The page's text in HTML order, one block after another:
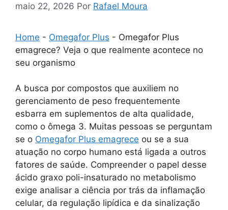
maio 22, 2026 Por Rafael Moura
Home - Omegafor Plus - Omegafor Plus
emagrece? Veja o que realmente acontece no
seu organismo
A busca por compostos que auxiliem no
gerenciamento de peso frequentemente
esbarra em suplementos de alta qualidade,
como o ômega 3. Muitas pessoas se perguntam
se o Omegafor Plus emagrece ou se a sua
atuação no corpo humano está ligada a outros
fatores de saúde. Compreender o papel desse
ácido graxo poli-insaturado no metabolismo
exige analisar a ciência por trás da inflamação
celular, da regulação lipídica e da sinalização